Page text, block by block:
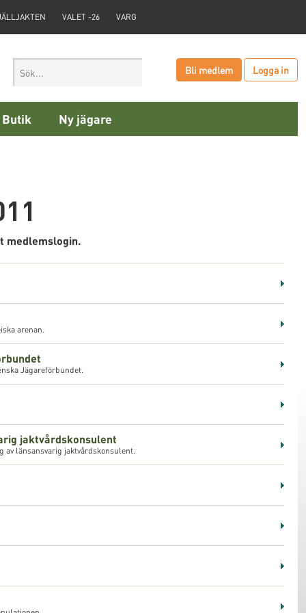
VALET -26 VARG
Bli medlem Logga in
Butik Ny jägare
medlemslogin.
arenan.
Jägareförbundet.
jaktvårdskonsulent
av länsansvarig jaktvårdskonsulent.